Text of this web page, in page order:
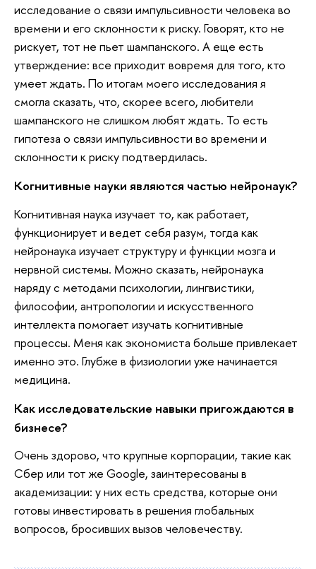
исследование о связи импульсивности человека во
времени и его склонности к риску. Говорят, кто не
рискует, тот не пьет шампанского. А еще есть
утверждение: все приходит вовремя для того, кто
умеет ждать. По итогам моего исследования я
смогла сказать, что, скорее всего, любители
шампанского не слишком любят ждать. То есть
гипотеза о связи импульсивности во времени и
склонности к риску подтвердилась.
Когнитивные науки являются частью нейронаук?
Когнитивная наука изучает то, как работает,
функционирует и ведет себя разум, тогда как
нейронаука изучает структуру и функции мозга и
нервной системы. Можно сказать, нейронаука
наряду с методами психологии, лингвистики,
философии, антропологии и искусственного
интеллекта помогает изучать когнитивные
процессы. Меня как экономиста больше привлекает
именно это. Глубже в физиологии уже начинается
медицина.
Как исследовательские навыки пригождаются в
бизнесе?
Очень здорово, что крупные корпорации, такие как
Сбер или тот же Google, заинтересованы в
академизации: у них есть средства, которые они
готовы инвестировать в решения глобальных
вопросов, бросивших вызов человечеству.